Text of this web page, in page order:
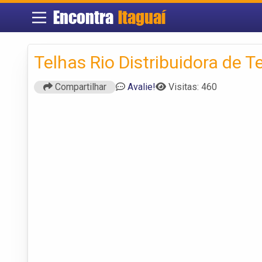
Encontra Itaguaí
Telhas Rio Distribuidora de
Compartilhar Avalie! Visitas: 460